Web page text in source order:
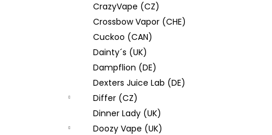
CrazyVape (CZ)
Crossbow Vapor (CHE)
Cuckoo (CAN)
Dainty´s (UK)
Dampflion (DE)
Dexters Juice Lab (DE)
Differ (CZ)
Dinner Lady (UK)
Doozy Vape (UK)